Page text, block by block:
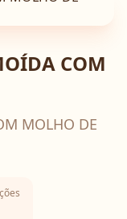
COM
MOLHO DE